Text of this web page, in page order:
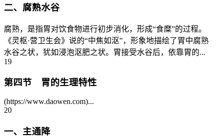
二、腐熟水谷
腐熟，是指胃对饮食物进行初步消化，形成“食糜”的过程。
《灵枢·营卫生会》说的“中焦如沤”，形象地描绘了胃中腐熟
水谷之状，犹如浸泡沤肥之状。胃接受水谷后，依靠胃的...
19
第四节 胃的生理特性
(https://www.daowen.com)...
20
一、主通降